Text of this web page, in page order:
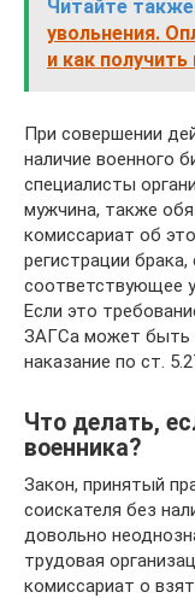
Читайте
увольнения.
и как
При совершении
наличие военного
специалисты
мужчина, также
комиссариат об
регистрации
соответствующее
Если это
ЗАГСа может быть
наказание по ст.
Что делать,
военника?
Закон, принятый
соискателя без
довольно
трудовая
комиссариат о